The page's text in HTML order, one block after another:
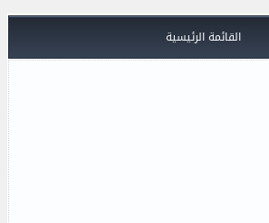
القائمة الرئيسية